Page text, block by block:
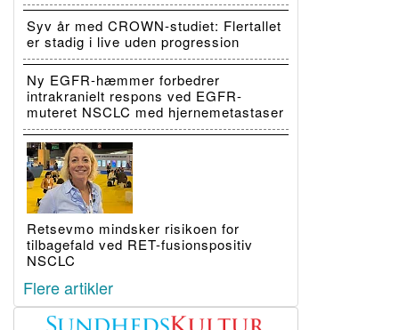
Syv år med CROWN-studiet: Flertallet
er stadig i live uden progression
Ny EGFR-hæmmer forbedrer
intrakranielt respons ved EGFR-
muteret NSCLC med hjernemetastaser
Retsevmo mindsker risikoen for
tilbagefald ved RET-fusionspositiv
NSCLC
Flere artikler